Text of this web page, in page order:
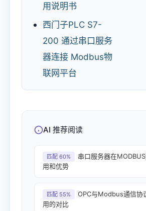
用说明书
西门子PLC S7-
200 通过串口服务
器连接 Modbus物
联网平台
AI 推荐阅读
匹配 60%
串口服务器在
用和优势
匹配 55%
OPC与Modbus通信协
用的对比